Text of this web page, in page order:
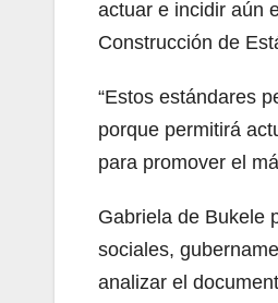
actuar e incidir aún
Construcción de
“Estos estándares
porque permitirá
para promover el
Gabriela de Bukele
sociales,
analizar el